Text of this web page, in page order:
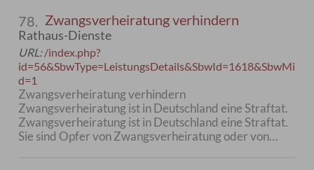
78. Zwangsverheiratung verhindern
Rathaus-Dienste
URL:/index.php?
id=56&SbwType=LeistungsDetails&SbwId=1618&SbwMi
d=1
Zwangsverheiratung verhindern
Zwangsverheiratung ist in Deutschland eine Straftat.
Zwangsverheiratung ist in Deutschland eine Straftat.
Sie sind Opfer von Zwangsverheiratung oder von…